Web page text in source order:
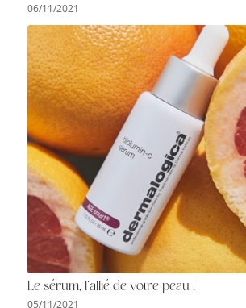
06/11/2021
Le sérum, l’allié de votre peau !
05/11/2021